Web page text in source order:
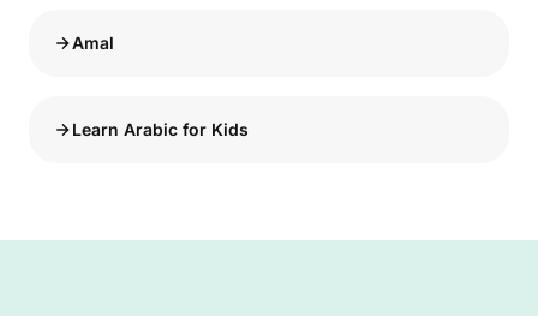
Amal
Learn Arabic for Kids